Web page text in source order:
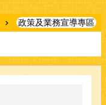
政策及業務宣導專區